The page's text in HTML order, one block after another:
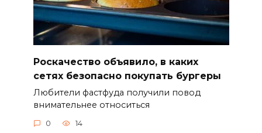
Роскачество объявило, в каких
сетях безопасно покупать бургеры
Любители фастфуда получили повод
внимательнее относиться
0 14